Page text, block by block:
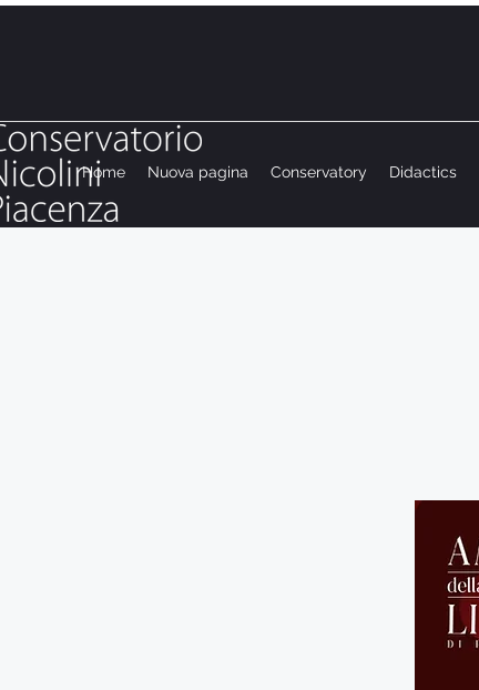
Home Nuova pagina Conservatory Didactics